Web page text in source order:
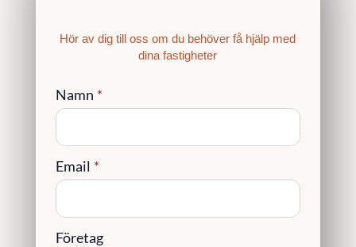
Hör av dig till oss om du behöver få hjälp med
dina fastigheter
Namn *
Email *
Företag